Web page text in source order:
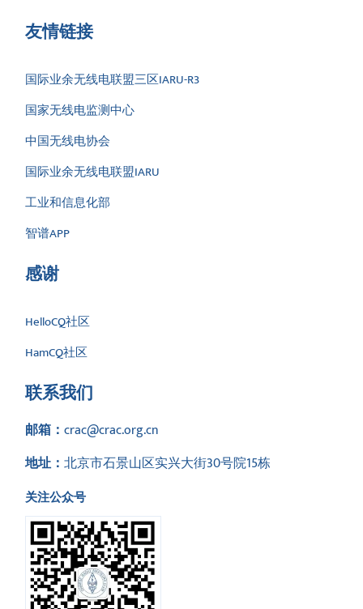
友情链接
国际业余无线电联盟三区IARU-R3
国家无线电监测中心
中国无线电协会
国际业余无线电联盟IARU
工业和信息化部
智谱APP
感谢
HelloCQ社区
HamCQ社区
联系我们
邮箱： crac@crac.org.cn
地址： 北京市石景山区实兴大街30号院15栋
关注公众号